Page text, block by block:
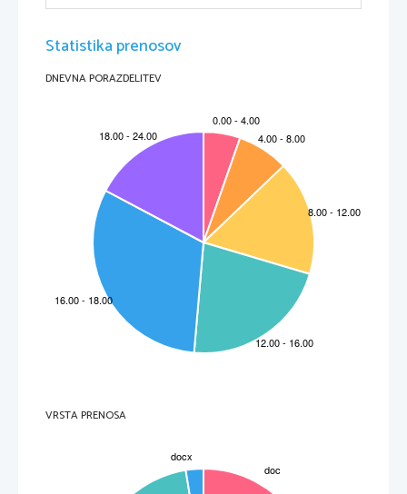
Statistika prenosov
DNEVNA PORAZDELITEV
VRSTA PRENOSA